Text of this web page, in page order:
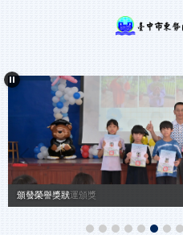
內
頒發榮譽獎狀
東勢區中小聯運頒獎